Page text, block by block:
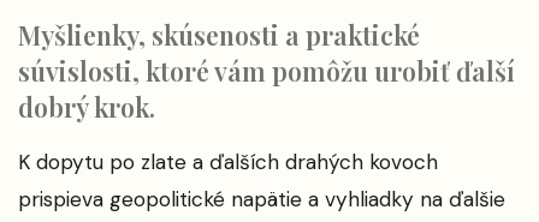
Myšlienky, skúsenosti a praktické
súvislosti, ktoré vám pomôžu urobiť ďalší
dobrý krok.
K dopytu po zlate a ďalších drahých kovoch
prispieva geopolitické napätie a vyhliadky na ďalšie